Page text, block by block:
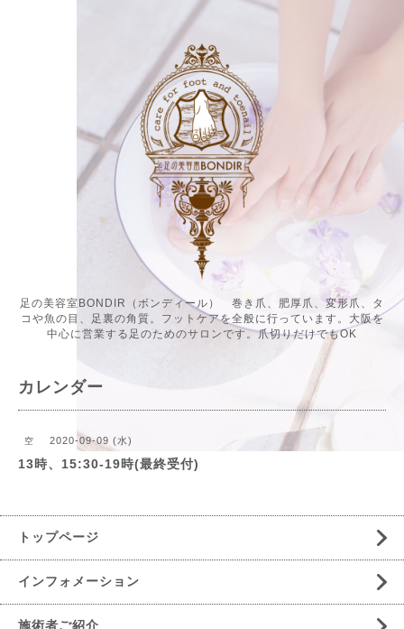
足の美容室BONDIR（ボンディール） 巻き爪、肥厚爪、変形爪、タ
コや魚の目、足裏の角質。フットケアを全般に行っています。大阪を
中心に営業する足のためのサロンです。爪切りだけでもOK
カレンダー
空 2020-09-09 (水)
13時、15:30-19時(最終受付)
トップページ
インフォメーション
施術者ご紹介